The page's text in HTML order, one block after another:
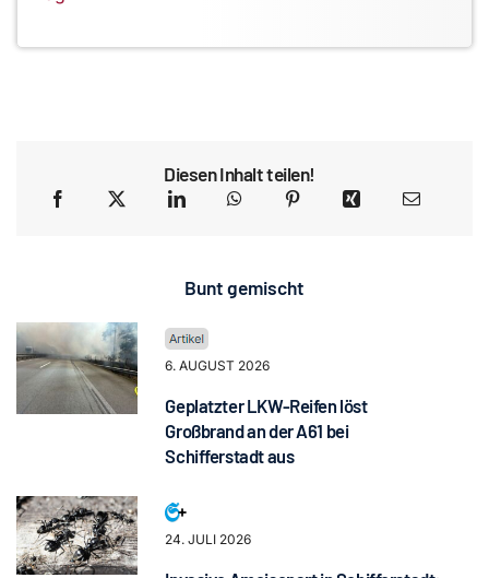
Diesen Inhalt teilen!
Bunt gemischt
6. AUGUST 2026
Geplatzter LKW-Reifen löst
Großbrand an der A61 bei
Schifferstadt aus
24. JULI 2026